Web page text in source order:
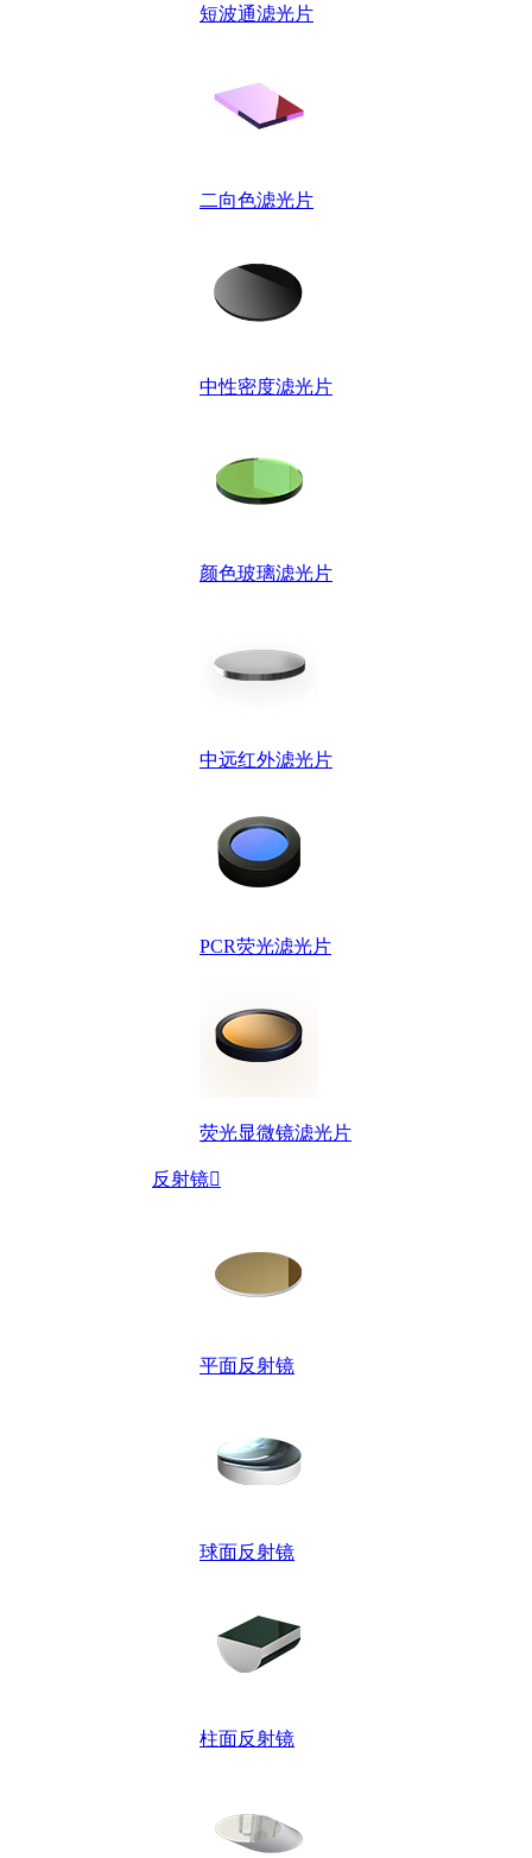
短波通滤光片
二向色滤光片
中性密度滤光片
颜色玻璃滤光片
中远红外滤光片
PCR荧光滤光片
荧光显微镜滤光片
反射镜
平面反射镜
球面反射镜
柱面反射镜